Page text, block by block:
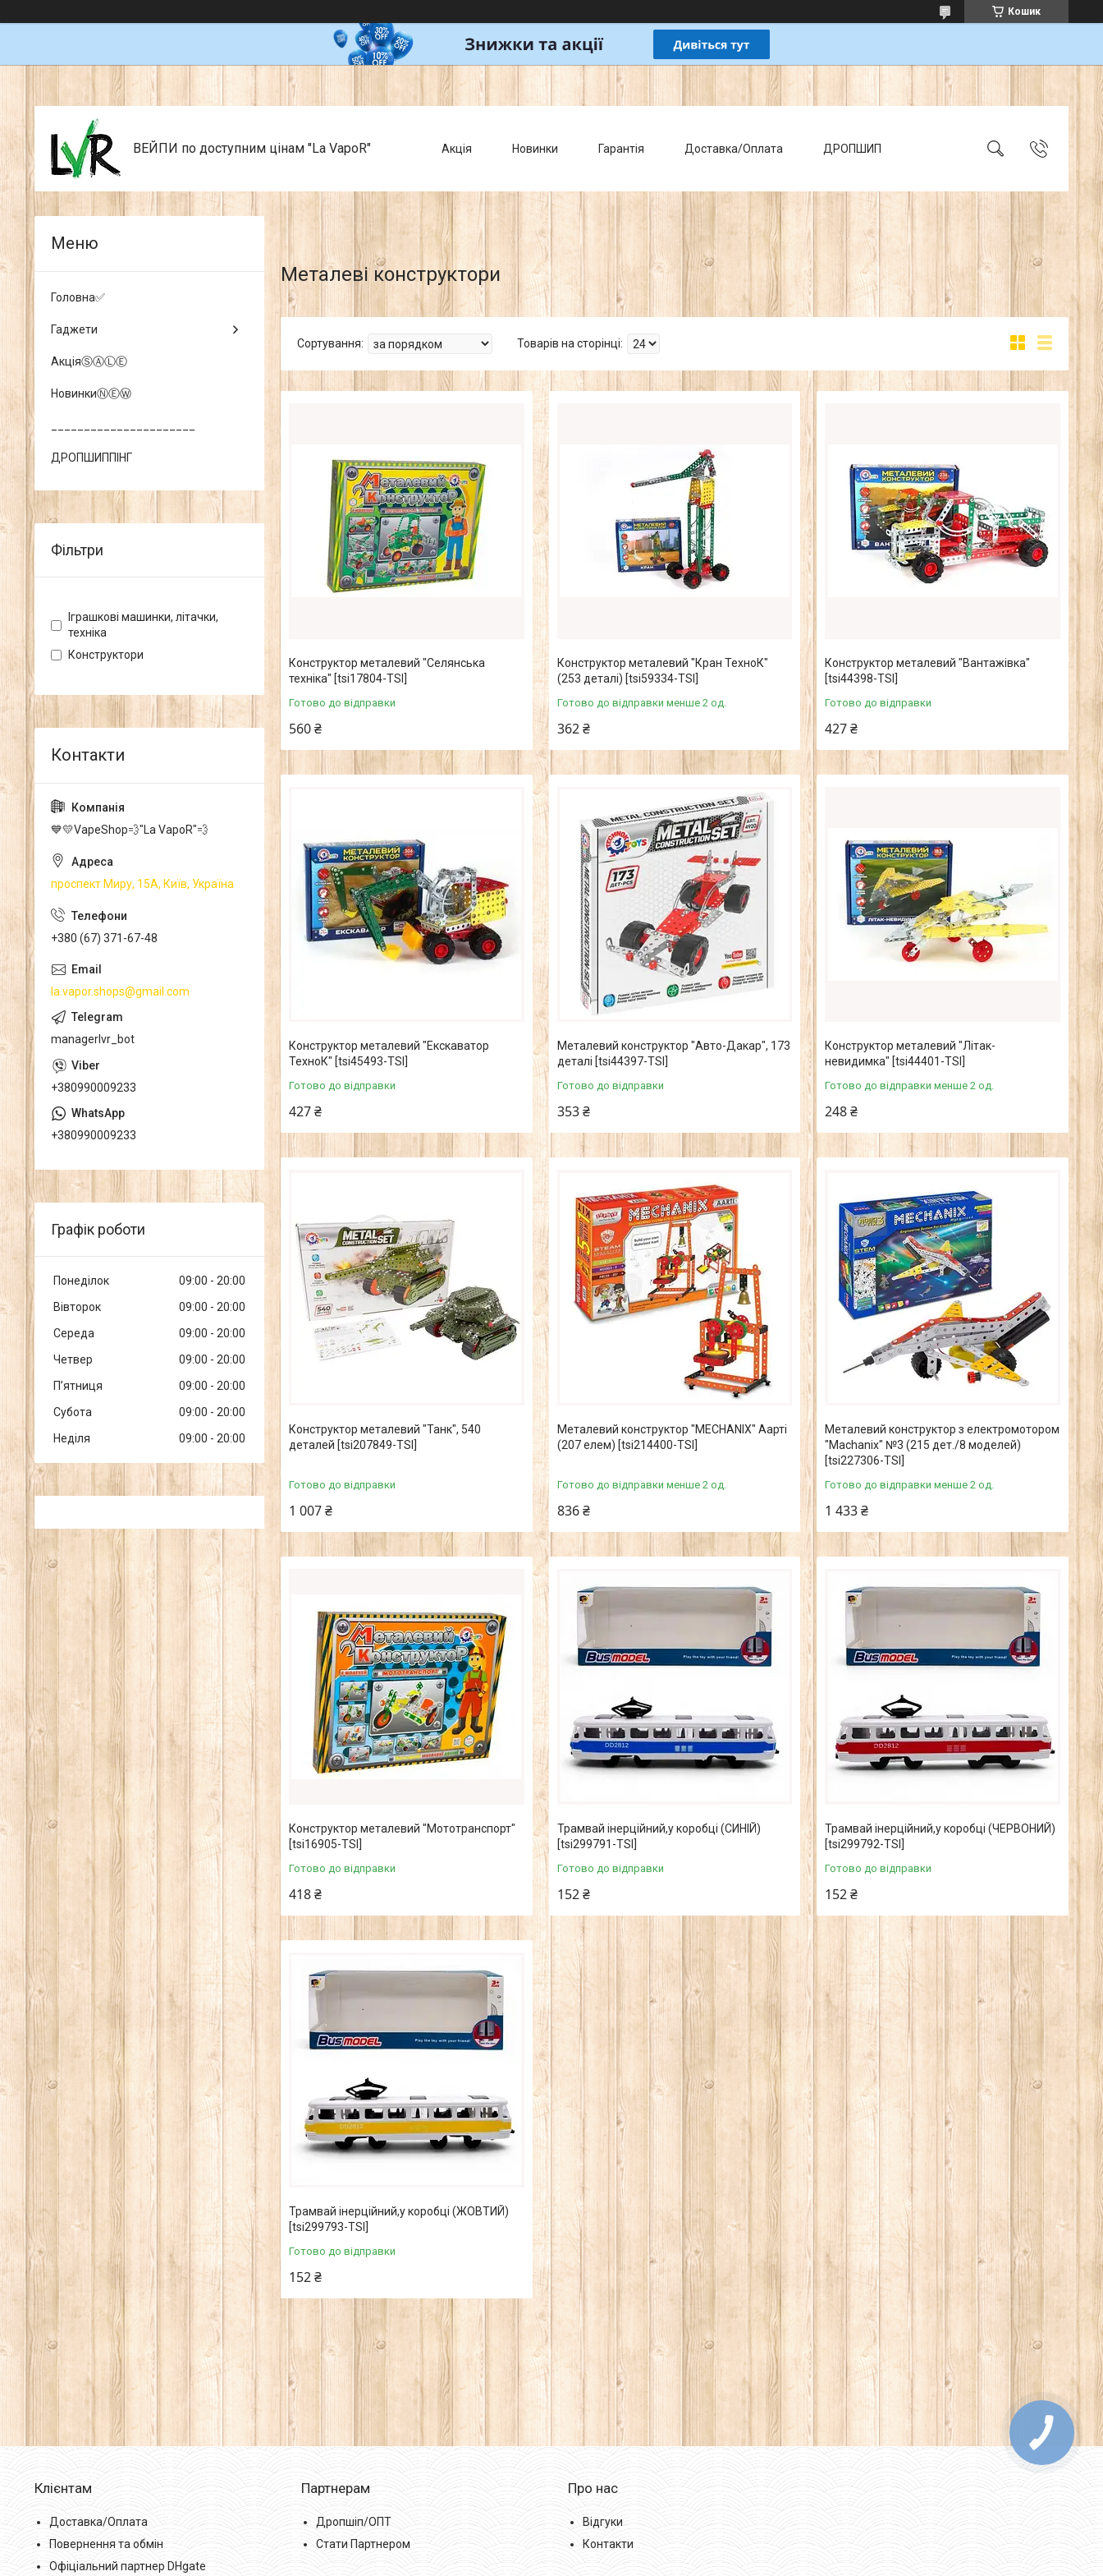
Кошик
ВЕЙПИ по доступним цінам "La VapoR" Акція Новинки Гарантія Доставка/Оплата ДРОПШИП
Металеві конструктори
Конструктор металевий "Селянська
техніка" [tsi17804-TSI]
Готово до відправки
560 ₴
Конструктор металевий "Кран ТехноК"
(253 деталі) [tsi59334-TSI]
Готово до відправки менше 2 од.
362 ₴
Конструктор металевий "Вантажівка"
[tsi44398-TSI]
Готово до відправки
427 ₴
Конструктор металевий "Екскаватор
ТехноК" [tsi45493-TSI]
Готово до відправки
427 ₴
Металевий конструктор "Авто-Дакар", 173
деталі [tsi44397-TSI]
Готово до відправки
353 ₴
Конструктор металевий "Літак-
невидимка" [tsi44401-TSI]
Готово до відправки менше 2 од.
248 ₴
Конструктор металевий "Танк", 540
деталей [tsi207849-TSI]
Готово до відправки
1 007 ₴
Металевий конструктор "MECHANIX" Аарті
(207 елем) [tsi214400-TSI]
Готово до відправки менше 2 од.
836 ₴
Металевий конструктор з електромотором
"Machanix" №3 (215 дет./8 моделей)
[tsi227306-TSI]
Готово до відправки менше 2 од.
1 433 ₴
Конструктор металевий "Мототранспорт"
[tsi16905-TSI]
Готово до відправки
418 ₴
Трамвай інерційний,у коробці (СИНІЙ)
[tsi299791-TSI]
Готово до відправки
152 ₴
Трамвай інерційний,у коробці (ЧЕРВОНИЙ)
[tsi299792-TSI]
Готово до відправки
152 ₴
Трамвай інерційний,у коробці (ЖОВТИЙ)
[tsi299793-TSI]
Готово до відправки
152 ₴
Головна✅
Гаджети
АкціяⓈⒶⓁⒺ
НовинкиⓃⒺⓌ
ДРОПШИППІНГ
Фільтри
Іграшкові машинки, літачки,
техніка
Конструктори
💙💛VapeShop💨"La VapoR"💨
проспект Миру, 15А, Київ, Україна
+380 (67) 371-67-48
la.vapor.shops@gmail.com
managerlvr_bot
+380990009233
+380990009233
Графік роботи
Понеділок 09:00
20:00
Вівторок
09:00
20:00
Середа
09:00
20:00
Четвер
09:00
20:00
Пʼятниця
09:00
20:00
Субота
09:00
20:00
Неділя
09:00 20:00
Клієнтам
Доставка/Оплата
Повернення та обмін
Офіціальний партнер DHgate
Партнерам
Дропшіп/ОПТ
Стати Партнером
Про нас
Відгуки
Контакти